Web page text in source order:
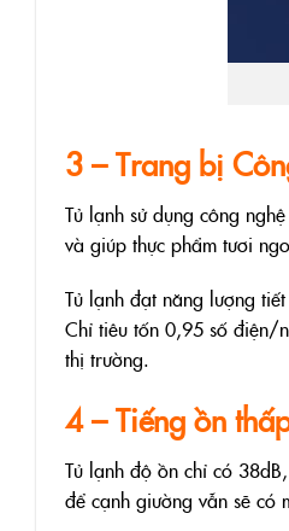
3 – Trang bị
Tủ lạnh sử dụng công
và giúp thực phẩm tươi
Tủ lạnh đạt năng lượng
Chỉ tiêu tốn 0,95 số điện/
thị trường.
4 – Tiếng ồn
Tủ lạnh độ ồn chỉ có
để cạnh giường vẫn sẽ có